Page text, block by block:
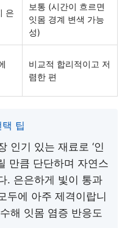
은
보통 (시간이 흐르면
잇몸 경계 변색 가능
성)
비교적 합리적이고 저
렴한 편
팁
인기 있는 재료로 ‘인
만큼 단단하며 자연스
. 은은하게 빛이 통과
두에 아주 제격이랍니
해 잇몸 염증 반응도